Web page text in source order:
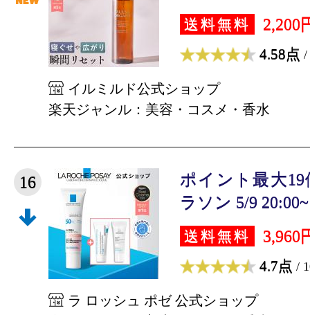
送料無料 2,200
4.58点 /
イルミルド公式ショップ
楽天ジャンル：美容・コスメ・香水
16
ポイント最大
ラソン 5/9
送料無料 3,960
4.7点 /
ラ ロッシュ ポゼ 公式ショップ